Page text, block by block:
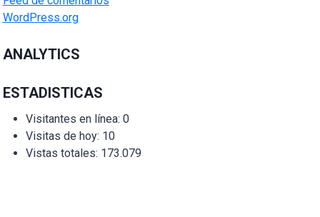
WordPress.org
ANALYTICS
ESTADISTICAS
Visitantes en línea: 0
Visitas de hoy: 10
Vistas totales: 173.079